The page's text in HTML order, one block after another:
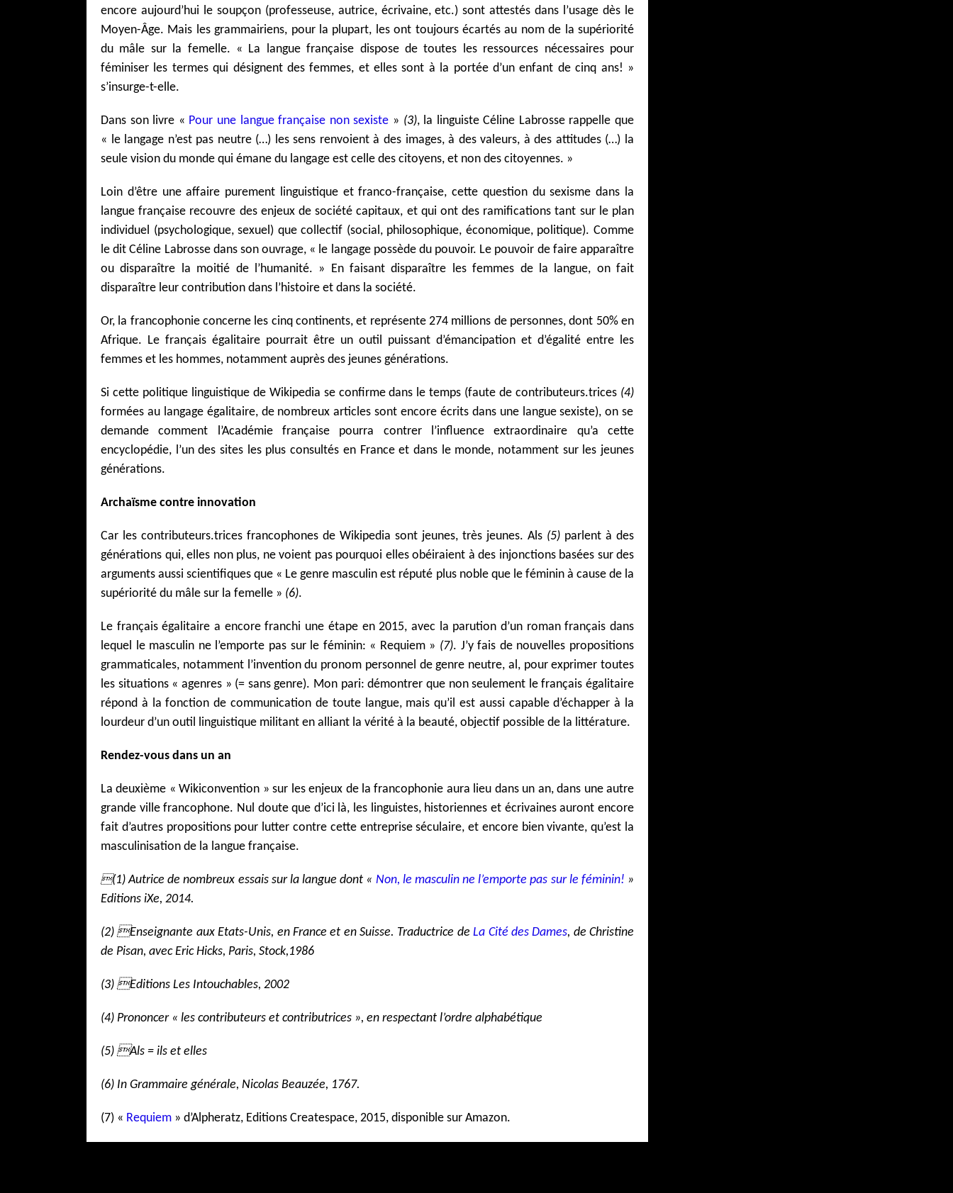
encore aujourd’hui le soupçon (professeuse, autrice, écrivaine, etc.) sont attestés dans l’usage dès le
Moyen-Âge. Mais les grammairiens, pour la plupart, les ont toujours écartés au nom de la supériorité
du mâle sur la femelle. « La langue française dispose de toutes les ressources nécessaires pour
féminiser les termes qui désignent des femmes, et elles sont à la portée d’un enfant de cinq ans! »
s’insurge-t-elle.
Dans son livre « Pour une langue française non sexiste » (3), la linguiste Céline Labrosse rappelle que
« le langage n’est pas neutre (…) les sens renvoient à des images, à des valeurs, à des attitudes (…) la
seule vision du monde qui émane du langage est celle des citoyens, et non des citoyennes. »
Loin d’être une affaire purement linguistique et franco-française, cette question du sexisme dans la
langue française recouvre des enjeux de société capitaux, et qui ont des ramifications tant sur le plan
individuel (psychologique, sexuel) que collectif (social, philosophique, économique, politique). Comme
le dit Céline Labrosse dans son ouvrage, « le langage possède du pouvoir. Le pouvoir de faire apparaître
ou disparaître la moitié de l’humanité. » En faisant disparaître les femmes de la langue, on fait
disparaître leur contribution dans l’histoire et dans la société.
Or, la francophonie concerne les cinq continents, et représente 274 millions de personnes, dont 50% en
Afrique. Le français égalitaire pourrait être un outil puissant d’émancipation et d’égalité entre les
femmes et les hommes, notamment auprès des jeunes générations.
Si cette politique linguistique de Wikipedia se confirme dans le temps (faute de contributeurs.trices (4)
formées au langage égalitaire, de nombreux articles sont encore écrits dans une langue sexiste), on se
demande comment l’Académie française pourra contrer l’influence extraordinaire qu’a cette
encyclopédie, l’un des sites les plus consultés en France et dans le monde, notamment sur les jeunes
générations.
Archaïsme contre innovation
Car les contributeurs.trices francophones de Wikipedia sont jeunes, très jeunes. Als (5) parlent à des
générations qui, elles non plus, ne voient pas pourquoi elles obéiraient à des injonctions basées sur des
arguments aussi scientifiques que « Le genre masculin est réputé plus noble que le féminin à cause de la
supériorité du mâle sur la femelle » (6).
Le français égalitaire a encore franchi une étape en 2015, avec la parution d’un roman français dans
lequel le masculin ne l’emporte pas sur le féminin: « Requiem » (7). J’y fais de nouvelles propositions
grammaticales, notamment l’invention du pronom personnel de genre neutre, al, pour exprimer toutes
les situations « agenres » (= sans genre). Mon pari: démontrer que non seulement le français égalitaire
répond à la fonction de communication de toute langue, mais qu’il est aussi capable d’échapper à la
lourdeur d’un outil linguistique militant en alliant la vérité à la beauté, objectif possible de la littérature.
Rendez-vous dans un an
La deuxième « Wikiconvention » sur les enjeux de la francophonie aura lieu dans un an, dans une autre
grande ville francophone. Nul doute que d’ici là, les linguistes, historiennes et écrivaines auront encore
fait d’autres propositions pour lutter contre cette entreprise séculaire, et encore bien vivante, qu’est la
masculinisation de la langue française.
(1) Autrice de nombreux essais sur la langue dont « Non, le masculin ne l’emporte pas sur le féminin! »
Editions iXe, 2014.
(2) Enseignante aux Etats-Unis, en France et en Suisse. Traductrice deLa Cité des Dames, de Christine
de Pisan, avec Eric Hicks, Paris, Stock,1986
(3) Editions Les Intouchables, 2002
(4) Prononcer « les contributeurs et contributrices », en respectant l’ordre alphabétique
(5) Als = ils et elles
(6) In Grammaire générale, Nicolas Beauzée, 1767.
(7) « Requiem » d’Alpheratz, Editions Createspace, 2015, disponible sur Amazon.